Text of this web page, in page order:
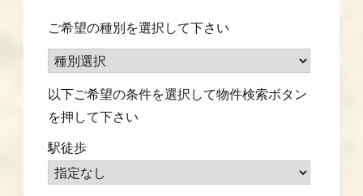
ご希望の種別を選択して下さい
以下ご希望の条件を選択して物件検索ボタン
を押して下さい
駅徒歩